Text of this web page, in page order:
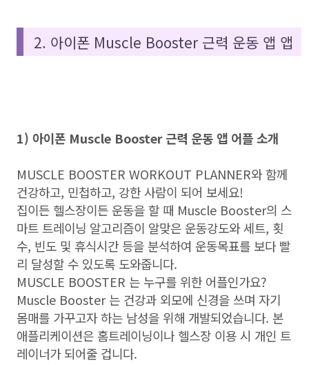
2. 아이폰 Muscle Booster 근력 운동 앱 앱
1) 아이폰 Muscle Booster 근력 운동 앱 어플 소개
MUSCLE BOOSTER WORKOUT PLANNER와 함께
건강하고, 민첩하고, 강한 사람이 되어 보세요!
집이든 헬스장이든 운동을 할 때 Muscle Booster의 스
마트 트레이닝 알고리즘이 알맞은 운동강도와 세트, 횟
수, 빈도 및 휴식시간 등을 분석하여 운동목표를 보다 빨
리 달성할 수 있도록 도와줍니다.
MUSCLE BOOSTER 는 누구를 위한 어플인가요?
Muscle Booster 는 건강과 외모에 신경을 쓰며 자기
몸매를 가꾸고자 하는 남성을 위해 개발되었습니다. 본
애플리케이션은 홈트레이닝이나 헬스장 이용 시 개인 트
레이너가 되어줄 겁니다.